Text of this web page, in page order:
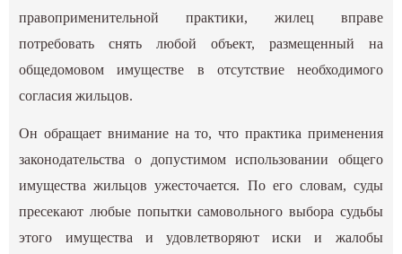
правоприменительной практики, жилец вправе
потребовать снять любой объект, размещенный на
общедомовом имуществе в отсутствие необходимого
согласия жильцов.
Он обращает внимание на то, что практика применения
законодательства о допустимом использовании общего
имущества жильцов ужесточается. По его словам, суды
пресекают любые попытки самовольного выбора судьбы
этого имущества и удовлетворяют иски и жалобы